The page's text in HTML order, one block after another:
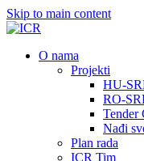
Skip to main content
О nama
Projekti
HU-
RO-
Tender
Nađi
Plan rada
ICR Tim